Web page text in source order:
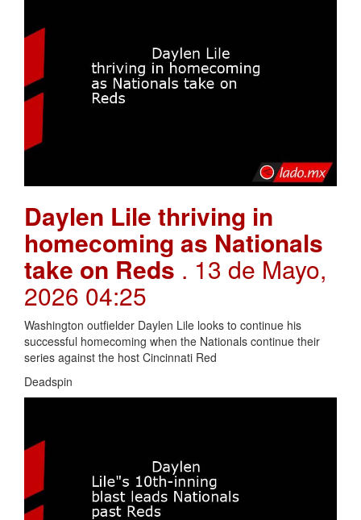
Daylen Lile thriving in
homecoming as Nationals
take on Reds . 13 de Mayo,
2026 04:25
Washington outfielder Daylen Lile looks to continue his
successful homecoming when the Nationals continue their
series against the host Cincinnati Red
Deadspin